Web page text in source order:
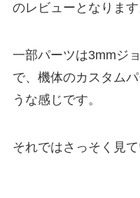
のレビューとなります
一部パーツは3mmジ
で、機体のカスタム
うな感じです。
それではさっそく見て